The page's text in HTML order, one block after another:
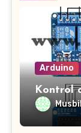
Arduino
Kontrol